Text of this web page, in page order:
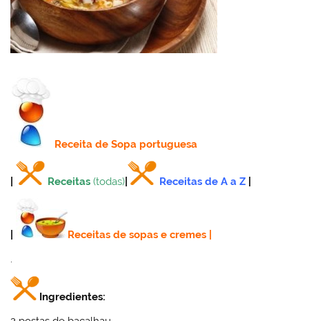
Receitade Sopa portuguesa
Receitas (todas) Receitas de A a Z
Receitas de sopas e cremes
.
Ingredientes: